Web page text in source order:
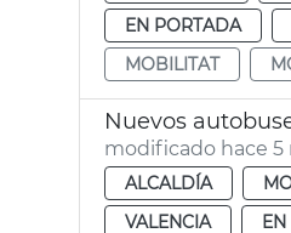
EN PORTADA
MOBILITAT
Nuevos
modificado hace 5
ALCALDÍA
VALENCIA